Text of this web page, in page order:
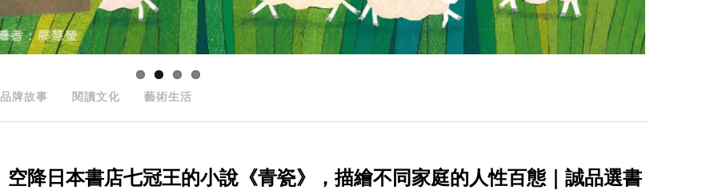
品牌故事 閱讀文化 藝術生活
空降日本書店七冠王的小說《青瓷》，描繪不同家庭的人性百態｜誠品選書